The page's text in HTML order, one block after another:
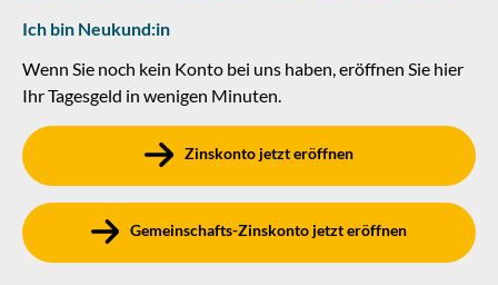
Ich bin Neukund:in
Wenn Sie noch kein Konto bei uns haben, eröffnen Sie hier
Ihr Tagesgeld in wenigen Minuten.
Zinskonto jetzt eröffnen
Gemeinschafts-Zinskonto jetzt eröffnen